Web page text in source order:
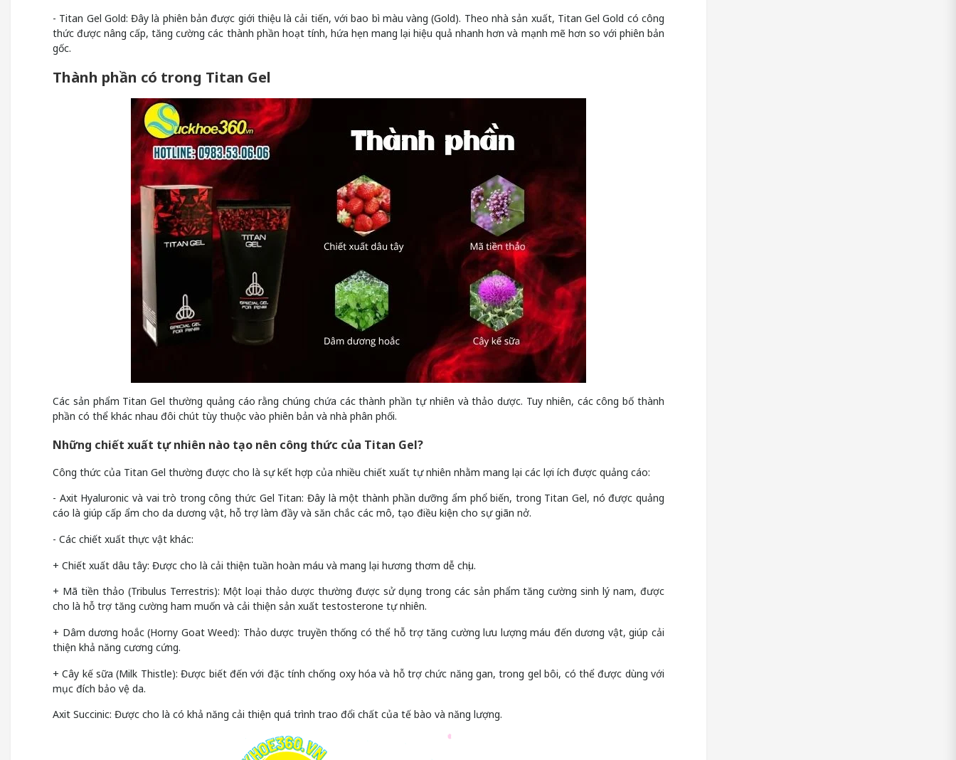
- Titan Gel Gold: Đây là phiên bản được giới thiệu là cải tiến, với bao bì màu vàng (Gold). Theo nhà sản xuất, Titan Gel Gold có công
thức được nâng cấp, tăng cường các thành phần hoạt tính, hứa hẹn mang lại hiệu quả nhanh hơn và mạnh mẽ hơn so với phiên bản
gốc.
Thành phần có trong Titan Gel
Các sản phẩm Titan Gel thường quảng cáo rằng chúng chứa các thành phần tự nhiên và thảo dược. Tuy nhiên, các công bố thành
phần có thể khác nhau đôi chút tùy thuộc vào phiên bản và nhà phân phối.
Những chiết xuất tự nhiên nào tạo nên công thức của Titan Gel?
Công thức của Titan Gel thường được cho là sự kết hợp của nhiều chiết xuất tự nhiên nhằm mang lại các lợi ích được quảng cáo:
- Axit Hyaluronic và vai trò trong công thức Gel Titan: Đây là một thành phần dưỡng ẩm phổ biến, trong Titan Gel, nó được quảng
cáo là giúp cấp ẩm cho da dương vật, hỗ trợ làm đầy và săn chắc các mô, tạo điều kiện cho sự giãn nở.
- Các chiết xuất thực vật khác:
+ Chiết xuất dâu tây: Được cho là cải thiện tuần hoàn máu và mang lại hương thơm dễ chịu.
+ Mã tiền thảo (Tribulus Terrestris): Một loại thảo dược thường được sử dụng trong các sản phẩm tăng cường sinh lý nam, được
cho là hỗ trợ tăng cường ham muốn và cải thiện sản xuất testosterone tự nhiên.
+ Dâm dương hoắc (Horny Goat Weed): Thảo dược truyền thống có thể hỗ trợ tăng cường lưu lượng máu đến dương vật, giúp cải
thiện khả năng cương cứng.
+ Cây kế sữa (Milk Thistle): Được biết đến với đặc tính chống oxy hóa và hỗ trợ chức năng gan, trong gel bôi, có thể được dùng với
mục đích bảo vệ da.
Axit Succinic: Được cho là có khả năng cải thiện quá trình trao đổi chất của tế bào và năng lượng.